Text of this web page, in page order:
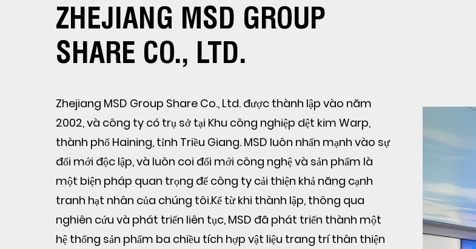
ZHEJIANG MSD GROUP
SHARE CO., LTD.
Zhejiang MSD Group Share Co., Ltd. được thành lập vào năm
2002, và công ty có trụ sở tại Khu công nghiệp dệt kim Warp,
thành phố Haining, tỉnh Triều Giang. MSD luôn nhấn mạnh vào sự
đổi mới độc lập, và luôn coi đổi mới công nghệ và sản phẩm là
một biện pháp quan trọng để công ty cải thiện khả năng cạnh
tranh hạt nhân của chúng tôi.Kể từ khi thành lập, thông qua
nghiên cứu và phát triển liên tục, MSD đã phát triển thành một
hệ thống sản phẩm ba chiều tích hợp vật liệu trang trí thân thiện